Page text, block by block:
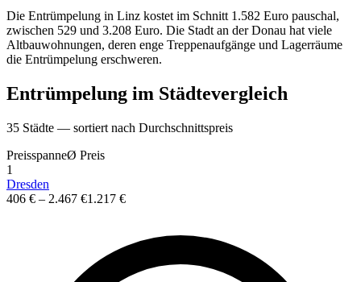
Die Entrümpelung in Linz kostet im Schnitt 1.582 Euro pauschal,
zwischen 529 und 3.208 Euro. Die Stadt an der Donau hat viele
Altbauwohnungen, deren enge Treppenaufgänge und Lagerräume
die Entrümpelung erschweren.
Entrümpelung im Städtevergleich
35 Städte — sortiert nach Durchschnittspreis
PreisspanneØ Preis
1
Dresden
406 € – 2.467 €1.217 €